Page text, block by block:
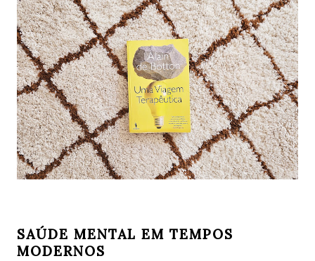
SAÚDE MENTAL EM TEMPOS
MODERNOS